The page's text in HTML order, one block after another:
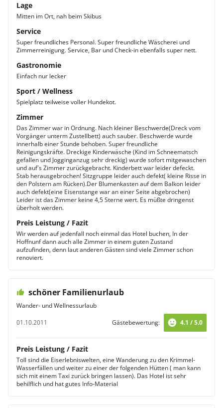
Lage
Mitten im Ort, nah beim Skibus
Service
Super freundliches Personal. Super freundliche Wäscherei und
Zimmerreinigung. Service, Bar und Check-in ebenfalls super nett.
Gastronomie
Einfach nur lecker
Sport / Wellness
Spielplatz teilweise voller Hundekot.
Zimmer
Das Zimmer war in Ordnung. Nach kleiner Beschwerde(Dreck vom
Vorgänger unterm Zustellbett) auch sauber. Beschwerde wurde
innerhalb einer Stunde behoben. Super freundliche
Reinigungskräfte. Dreckige Kinderwäsche (Kind im Schneematsch
gefallen und Jogginganzug sehr dreckig) wurde sofort mitgewaschen
und auf´s Zimmer zurückgebracht. Kinderbett war leider defeckt.
Stab herausgebrochen! Sitzgruppe leider auch defekt( kleine Risse in
den Polstern am Rücken).Der Blumenkasten auf dem Balkon leider
auch defekt(eine Eisenstange war an einer Seite abgebrochen)
Leider ist das Zimmer keine 4,5 Sterne wert. Es müßte dringenst
überholt werden.
Preis Leistung / Fazit
Wir werden auf jedenfall noch einmal das Hotel buchen, In der
Hoffnunf dann auch alle Zimmer in einem guten Zustand
aufzufinden, denn laut anderen Gästen sind viele Zimmer schon
renoviert.
schöner Familienurlaub
Wander- und Wellnessurlaub
01.10.2011
Gästebewertung: 4.1 / 5.0
Preis Leistung / Fazit
Toll sind die Eiserlebniswelten, eine Wanderung zu den Krimmel-
Wasserfällen und weiter zu einer der folgenden Hütten ( man kann
sich mit einem Taxi zurück bringen lassen). Das Hotel ist sehr
behilflich und hat gutes Info-Material